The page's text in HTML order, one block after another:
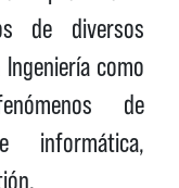
de diversos
como
de
informática,